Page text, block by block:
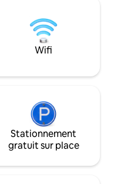
la
pas
tout ce dont vous
rendre votre
Wifi
Stationnement
gratuit sur place